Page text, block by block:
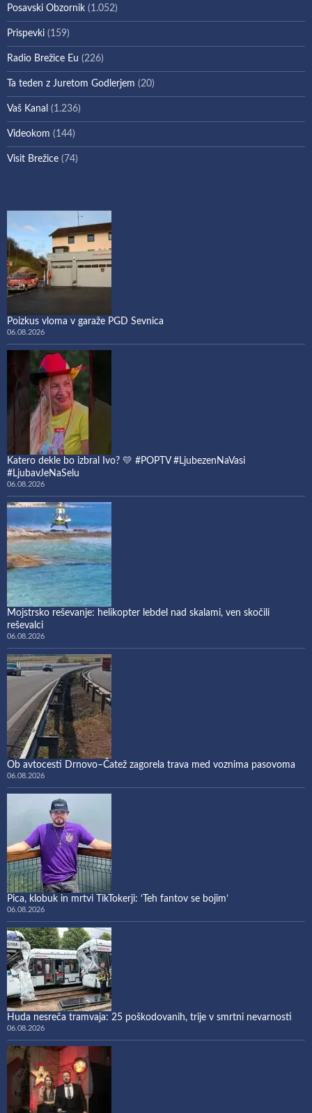
Posavski Obzornik (1.052)
Prispevki (159)
Radio Brežice Eu (226)
Ta teden z Juretom Godlerjem (20)
Vaš Kanal (1.236)
Videokom (144)
Visit Brežice (74)
Poizkus vloma v garaže PGD Sevnica
06.08.2026
Katero dekle bo izbral Ivo? 💛 #POPTV #LjubezenNaVasi
#LjubavJeNaSelu
06.08.2026
Mojstrsko reševanje: helikopter lebdel nad skalami, ven skočili
reševalci
06.08.2026
Ob avtocesti Drnovo–Čatež zagorela trava med voznima pasovoma
06.08.2026
Pica, klobuk in mrtvi TikTokerji: ‘Teh fantov se bojim’
06.08.2026
Huda nesreča tramvaja: 25 poškodovanih, trije v smrtni nevarnosti
06.08.2026